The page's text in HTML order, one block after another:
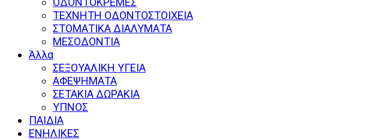
ΤΕΧΝΗΤΗ ΟΔΟΝΤΟΣΤΟΙΧΕΙΑ
ΣΤΟΜΑΤΙΚΑ ΔΙΑΛΥΜΑΤΑ
ΜΕΣΟΔΟΝΤΙΑ
Άλλα
ΣΕΞΟΥΑΛΙΚΗ ΥΓΕΙΑ
ΑΦΕΨΗΜΑΤΑ
ΣΕΤΑΚΙΑ ΔΩΡΑΚΙΑ
ΥΠΝΟΣ
ΠΑΙΔΙΑ
ΕΝΗΛΙΚΕΣ